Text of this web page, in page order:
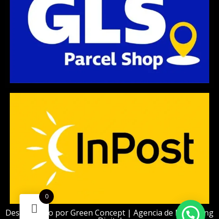
Desarrollado porGreen Concept | Agencia de Marketing
0